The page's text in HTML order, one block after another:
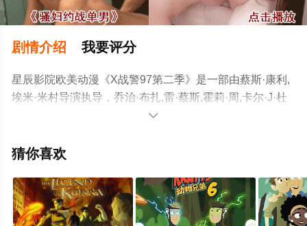
剧情介绍 我要评分
星辰影院欧美动漫《X战警97第二季》是一部由蔡斯·康利,
埃米·米村导演执导，乔治·布扎,雷·蔡斯,霍莉·周,卡尔·J·杜
德,詹妮弗·黑尔,JP·卡利亚赫,罗斯·马昆德,艾莉森·西莉-史密
的美国动漫，手机免费观看高清未删减完整版动漫全集就
剧情网等平台了解。

猜你喜欢